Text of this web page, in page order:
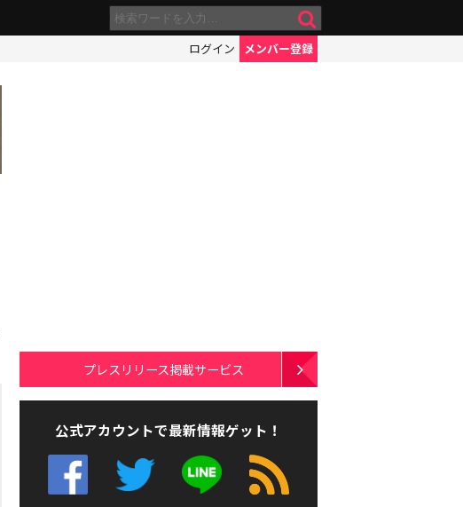
ログイン メンバー登録
プレスリリース掲載サービス
公式アカウントで最新情報ゲット！